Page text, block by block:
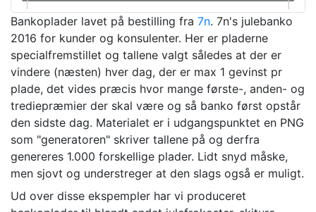
Bankoplader lavet på bestilling fra 7n. 7n's julebanko
2016 for kunder og konsulenter. Her er pladerne
specialfremstillet og tallene valgt således at der er
vindere (næsten) hver dag, der er max 1 gevinst pr
plade, det vides præcis hvor mange første-, anden- og
trediepræmier der skal være og så banko først opstår
den sidste dag. Materialet er i udgangspunktet en PNG
som "generatoren" skriver tallene på og derfra
genereres 1.000 forskellige plader. Lidt snyd måske,
men sjovt og understreger at den slags også er muligt.
Ud over disse ekspempler har vi produceret